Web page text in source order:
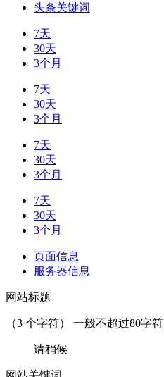
头条关键词
7天
30天
3个月
7天
30天
3个月
7天
30天
3个月
7天
30天
3个月
页面信息
服务器信息
网站标题
（3 个字符） 一般不超过80字符
请稍候